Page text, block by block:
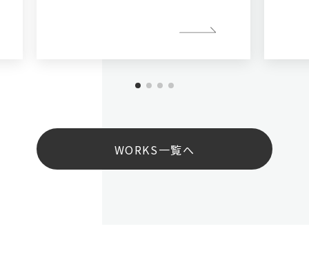
WORKS一覧へ